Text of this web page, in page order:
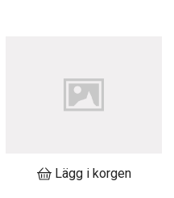
Lägg i korgen